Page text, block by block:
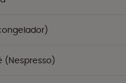
(Nespresso)